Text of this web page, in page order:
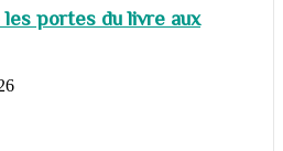
portes du livre aux